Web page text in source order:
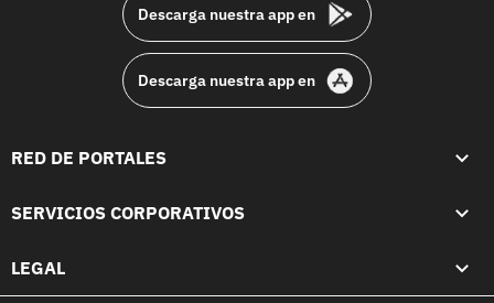
Descarga nuestra app en
Descarga nuestra app en
RED DE PORTALES
SERVICIOS CORPORATIVOS
LEGAL